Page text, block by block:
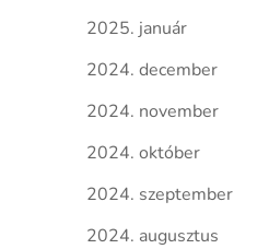
2025. január
2024. december
2024. november
2024. október
2024. szeptember
2024. augusztus